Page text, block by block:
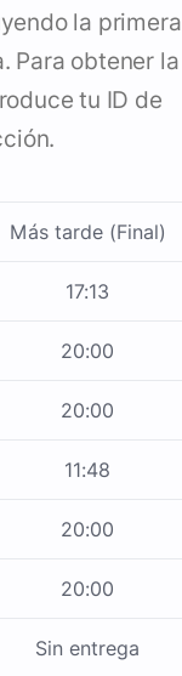
la primera
Para obtener la
tu ID de
Más tarde (Final)
17:13
20:00
20:00
11:48
20:00
20:00
Sin entrega